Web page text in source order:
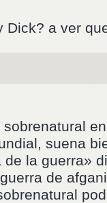
Dick? a ver
suena
la guerra»
de